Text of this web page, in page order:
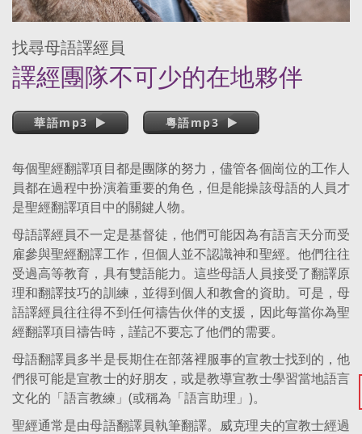
找尋母語譯經員
譯經團隊不可少的在地夥伴
華語mp3 粵語mp3
每個聖經翻譯項目都是團隊的努力，儘管各個崗位的工作人
員都在過程中扮演着重要的角色，但是能操該母語的人員才
是聖經翻譯項目中的關鍵人物。
母語譯經員不一定是基督徒，他們可能因為有語言天分而受
雇參與聖經翻譯工作，但個人並不認識神和聖經。他們往往
受過高等教育，具有雙語能力。這些母語人員接受了翻譯原
理和翻譯技巧的訓練，並得到個人和教會的資助。可是，母
語譯經員往往得不到任何禱告伙伴的支援，因此每當你為聖
經翻譯項目禱告時，謹記不要忘了他們的需要。
母語翻譯員多半是長期住在部落裡服事的宣教士找到的，他
們很可能是宣教士的好朋友，或是教導宣教士學習當地語言
文化的「語言教練」(或稱為「語言助理」)。
聖經通常是由母語翻譯員執筆翻譯。威克理夫的宣教士經過